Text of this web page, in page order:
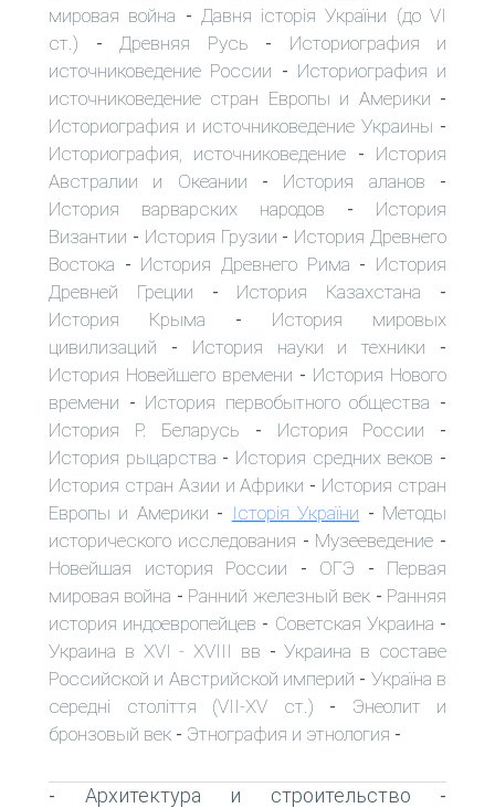
мировая война - Давня історія України (до VI
ст.) - Древняя Русь - Историография и
источниковедение России - Историография и
источниковедение стран Европы и Америки -
Историография и источниковедение Украины -
Историография, источниковедение - История
Австралии и Океании - История аланов -
История варварских народов - История
Византии - История Грузии - История Древнего
Востока - История Древнего Рима - История
Древней Греции - История Казахстана -
История Крыма - История мировых
цивилизаций - История науки и техники -
История Новейшего времени - История Нового
времени - История первобытного общества -
История Р. Беларусь - История России -
История рыцарства - История средних веков -
История стран Азии и Африки - История стран
Европы и Америки - Історія України - Методы
исторического исследования - Музееведение -
Новейшая история России - ОГЭ - Первая
мировая война - Ранний железный век - Ранняя
история индоевропейцев - Советская Украина -
Украина в XVI - XVIII вв -Украина в составе
Российской и Австрийской империй - Україна в
середні століття (VII-XV ст.) - Энеолит и
бронзовый век - Этнография и этнология -
- Архитектура и строительство -